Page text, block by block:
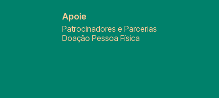
Apoie
Patrocinadores e Parcerias
Doação Pessoa Física